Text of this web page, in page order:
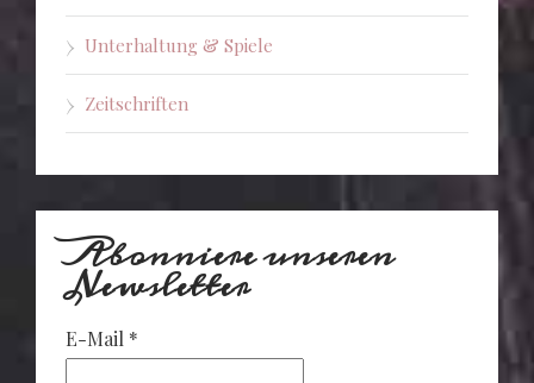
Unterhaltung & Spiele
Zeitschriften
Abonniere unseren
Newsletter
E-Mail *